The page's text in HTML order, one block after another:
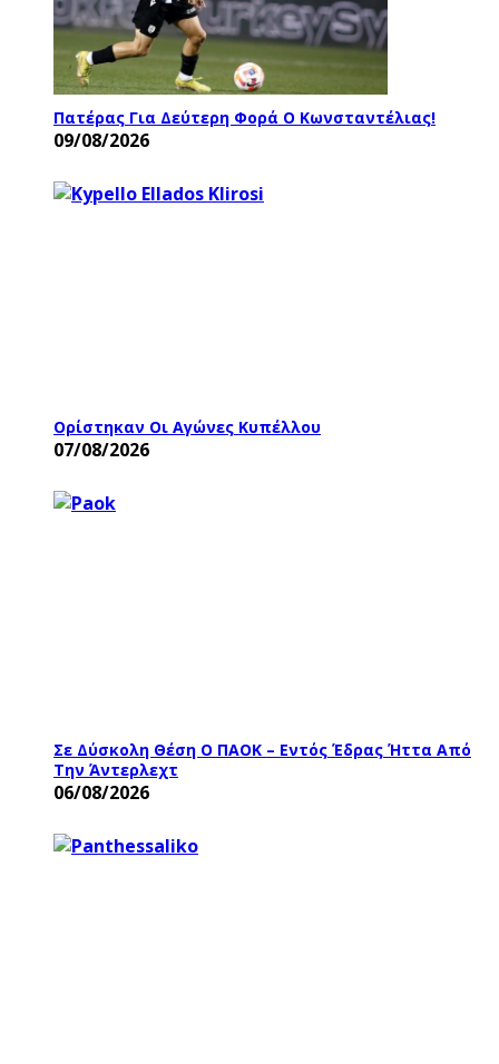
Πατέρας Για Δεύτερη Φορά Ο Κωνσταντέλιας!
09/08/2026
Ορίστηκαν Οι Αγώνες Κυπέλλου
07/08/2026
Σε Δύσκολη Θέση Ο ΠΑΟΚ – Εντός Έδρας Ήττα Από
Την Άντερλεχτ
06/08/2026